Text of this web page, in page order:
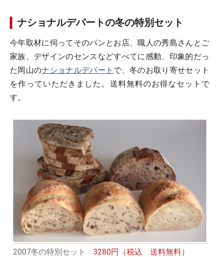
ナショナルデパートの冬の特別セット
今年取材に伺ってそのパンとお店、職人の秀島さんとご
家族、デザインのセンスなどすべてに感動、印象的だっ
た岡山のナショナルデパート で、冬のお取り寄せセット
を作っていただきました。送料無料のお得なセットで
す。
2007冬の特別セット 3280円（税込 送料無料）